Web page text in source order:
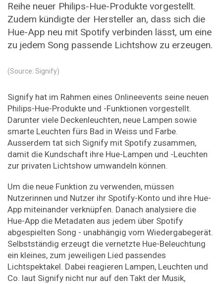
Reihe neuer Philips-Hue-Produkte vorgestellt.
Zudem kündigte der Hersteller an, dass sich die
Hue-App neu mit Spotify verbinden lässt, um eine
zu jedem Song passende Lichtshow zu erzeugen.
(Source: Signify)
Signify hat im Rahmen eines Onlineevents seine neuen
Philips-Hue-Produkte und -Funktionen vorgestellt.
Darunter viele Deckenleuchten, neue Lampen sowie
smarte Leuchten fürs Bad in Weiss und Farbe.
Ausserdem tat sich Signify mit Spotify zusammen,
damit die Kundschaft ihre Hue-Lampen und -Leuchten
zur privaten Lichtshow umwandeln können.
Um die neue Funktion zu verwenden, müssen
Nutzerinnen und Nutzer ihr Spotify-Konto und ihre Hue-
App miteinander verknüpfen. Danach analysiere die
Hue-App die Metadaten aus jedem über Spotify
abgespielten Song - unabhängig vom Wiedergabegerät.
Selbstständig erzeugt die vernetzte Hue-Beleuchtung
ein kleines, zum jeweiligen Lied passendes
Lichtspektakel. Dabei reagieren Lampen, Leuchten und
Co. laut Signify nicht nur auf den Takt der Musik,